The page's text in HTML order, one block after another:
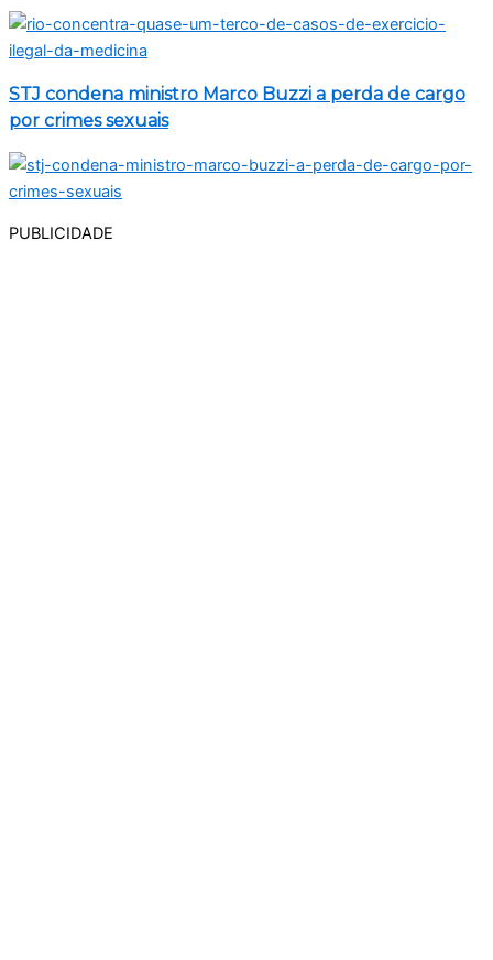
STJ condena ministro Marco Buzzi a perda de cargo
por crimes sexuais
PUBLICIDADE